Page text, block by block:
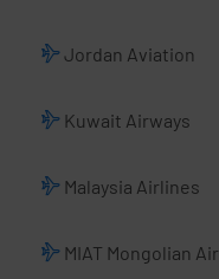
Jordan Aviation
Kuwait Airways
Malaysia Airlines
MIAT Mongolian